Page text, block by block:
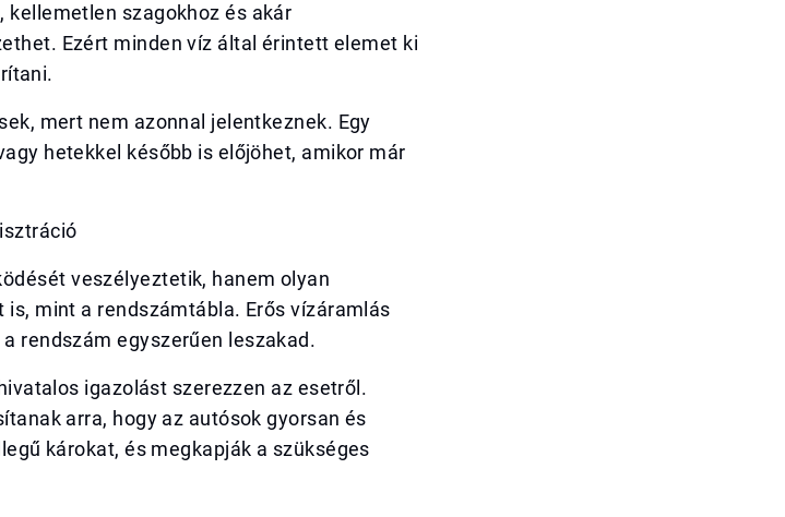
kellemetlen szagokhoz és akár
Ezért minden víz által érintett elemet ki
mert nem azonnal jelentkeznek. Egy
hetekkel később is előjöhet, amikor már
veszélyeztetik, hanem olyan
mint a rendszámtábla. Erős vízáramlás
rendszám egyszerűen leszakad.
igazolást szerezzen az esetről.
arra, hogy az autósok gyorsan és
károkat, és megkapják a szükséges